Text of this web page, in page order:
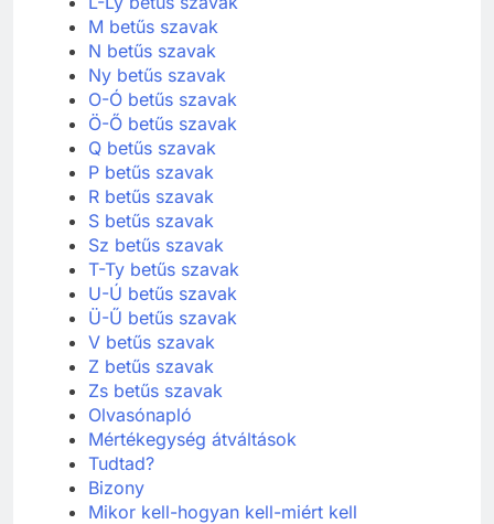
M betűs szavak
N betűs szavak
Ny betűs szavak
O-Ó betűs szavak
Ö-Ő betűs szavak
Q betűs szavak
P betűs szavak
R betűs szavak
S betűs szavak
Sz betűs szavak
T-Ty betűs szavak
U-Ú betűs szavak
Ü-Ű betűs szavak
V betűs szavak
Z betűs szavak
Zs betűs szavak
Olvasónapló
Mértékegység átváltások
Tudtad?
Bizony
Mikor kell-hogyan kell-miért kell